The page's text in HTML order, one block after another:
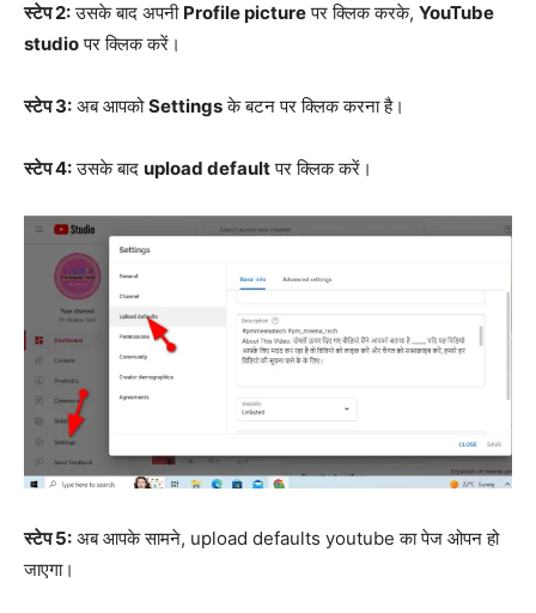
स्टेप 2:उसके बाद अपनी Profile pictureपर क्लिक करके, YouTube
studioपर क्लिक करें।
स्टेप 3: अब आपकोSettingsके बटन पर क्लिक करना है।
स्टेप 4:उसके बाद upload defaultपर क्लिक करें।
स्टेप 5: अब आपके सामने, upload defaults youtube का पेज ओपन हो
जाएगा।